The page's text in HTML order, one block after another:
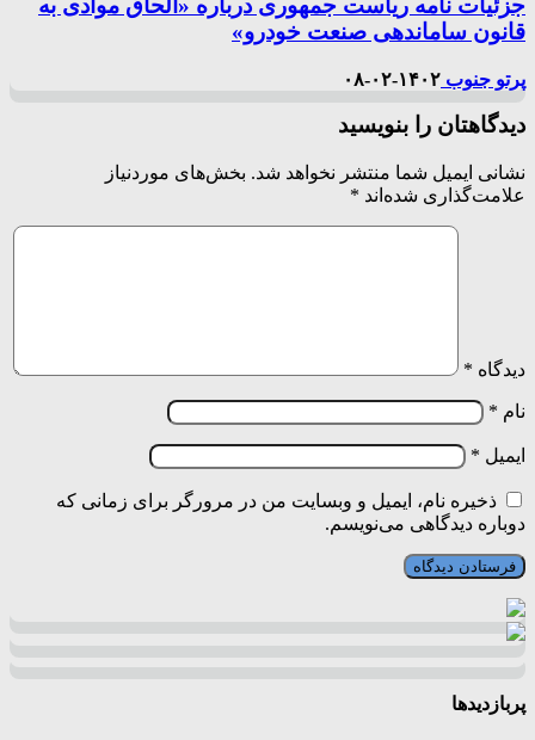
جزئیات نامه ریاست جمهوری درباره «الحاق موادی به
قانون ساماندهی صنعت خودرو»
پرتو جنوب ۱۴۰۲-۰۲-۰۸
دیدگاهتان را بنویسید
نشانی ایمیل شما منتشر نخواهد شد. بخش‌های موردنیاز
علامت‌گذاری شده‌اند *
دیدگاه *
نام *
ایمیل *
ذخیره نام، ایمیل و وبسایت من در مرورگر برای زمانی که
دوباره دیدگاهی می‌نویسم.
پربازدیدها